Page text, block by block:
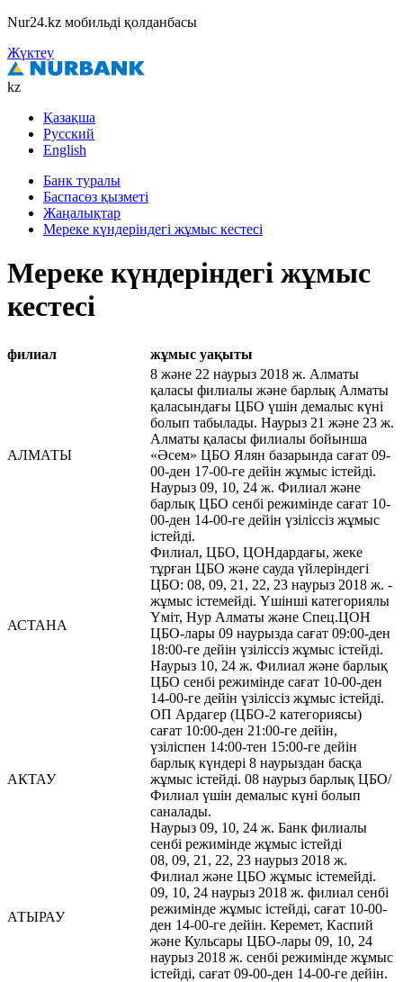
Nur24.kz мобильді қолданбасы
Жүктеу
kz
Қазақша
Русский
English
Банк туралы
Баспасөз қызметі
Жаңалықтар
Мереке күндеріндегі жұмыс кестесі
Мереке күндеріндегі жұмыс
кестесі
филиал жұмыс уақыты
АЛМАТЫ
8 және 22 наурыз 2018 ж. Алматы
қаласы филиалы және барлық Алматы
қаласындағы ЦБО үшін демалыс күні
болып табылады. Наурыз 21 және 23 ж.
Алматы қаласы филиалы бойынша
«Әсем» ЦБО Ялян базарында сағат 09-
00-ден 17-00-ге дейін жұмыс істейді.
Наурыз 09, 10, 24 ж. Филиал және
барлық ЦБО сенбі режимінде сағат 10-
00-ден 14-00-ге дейін үзіліссіз жұмыс
істейді.
АСТАНА
Филиал, ЦБО, ЦОНдардағы, жеке
тұрған ЦБО және сауда үйлеріндегі
ЦБО: 08, 09, 21, 22, 23 наурыз 2018 ж. -
жұмыс істемейді. Үшінші категориялы
Үміт, Нур Алматы және Спец.ЦОН
ЦБО-лары 09 наурызда сағат 09:00-ден
18:00-ге дейін үзіліссіз жұмыс істейді.
Наурыз 10, 24 ж. Филиал және барлық
ЦБО сенбі режимінде сағат 10-00-ден
14-00-ге дейін үзіліссіз жұмыс істейді.
АКТАУ
ОП Ардагер (ЦБО-2 категориясы)
сағат 10:00-ден 21:00-ге дейін,
үзіліспен 14:00-тен 15:00-ге дейін
барлық күндері 8 наурыздан басқа
жұмыс істейді. 08 наурыз барлық ЦБО/
Филиал үшін демалыс күні болып
саналады.
Наурыз 09, 10, 24 ж. Банк филиалы
сенбі режимінде жұмыс істейді
АТЫРАУ
08, 09, 21, 22, 23 наурыз 2018 ж.
Филиал және ЦБО жұмыс істемейді.
09, 10, 24 наурыз 2018 ж. филиал сенбі
режимінде жұмыс істейді, сағат 10-00-
ден 14-00-ге дейін. Керемет, Каспий
және Кульсары ЦБО-лары 09, 10, 24
наурыз 2018 ж. сенбі режимінде жұмыс
істейді, сағат 09-00-ден 14-00-ге дейін.